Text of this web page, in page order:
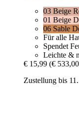
03 Beige
01 Beige
06 Sable
Für alle
Spendet
Leichte &
€ 15,99 (€
Zustellung bis